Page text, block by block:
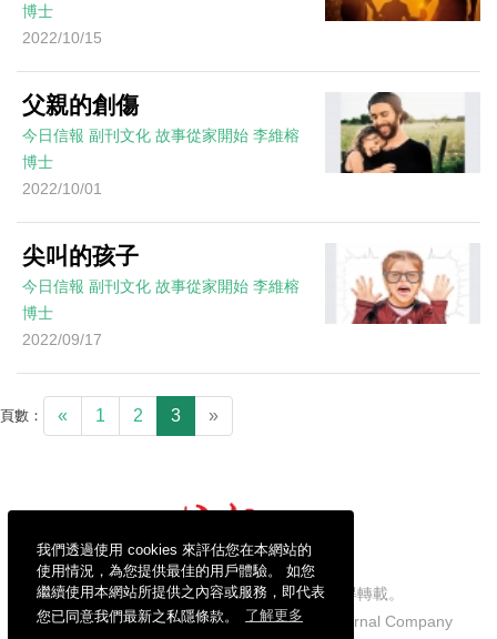
我們透過使用 cookies 來評估您在本網站的
使用情況，為您提供最佳的用戶體驗。 如您
繼續使用本網站所提供之內容或服務，即代表
您已同意我們最新之私隱條款。
了解更多
博士
2022/10/15
父親的創傷
今日信報 副刊文化 故事從家開始 李維榕
博士
2022/10/01
尖叫的孩子
今日信報 副刊文化 故事從家開始 李維榕
博士
2022/09/17
頁數： « 1 2 3 »
信報財經新聞有限公司版權所有，不得轉載。
Copyright © 2026 Hong Kong Economic Journal Company